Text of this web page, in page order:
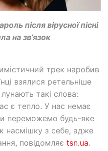
після вірусної пісні
на зв’язок
трек наробив
взялися ретельніше
такі слова:
є тепло. У нас немає
переможемо будь-яке
насмішку з себе, адже
повідомляє tsn.ua.